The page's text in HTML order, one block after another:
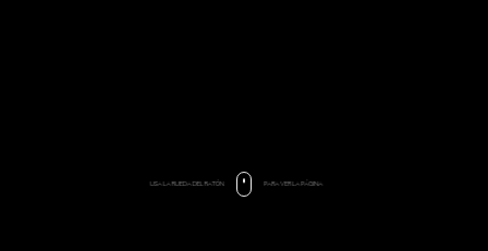
USALARUEDADELRATÓN PARAVERLAPÁGINA